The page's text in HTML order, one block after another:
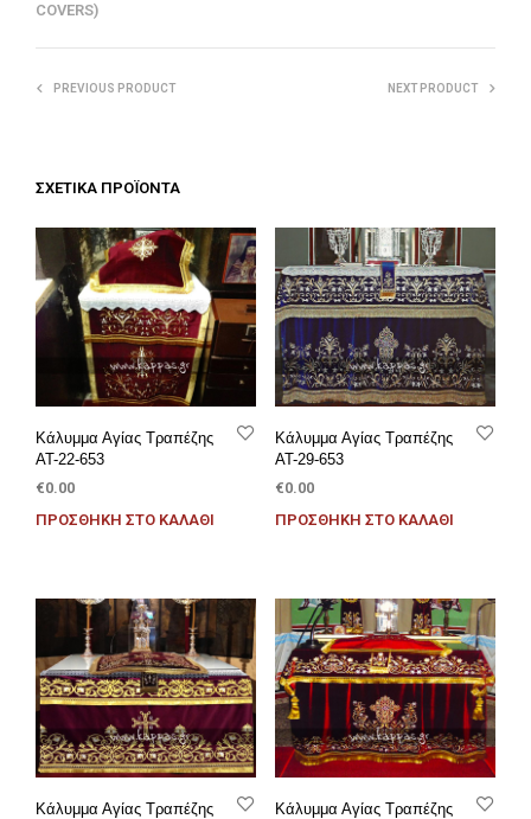
COVERS)
PREVIOUS PRODUCT NEXT PRODUCT
ΣΧΕΤΙΚΆ ΠΡΟΪΌΝΤΑ
Κάλυμμα Αγίας Τραπέζης
AT-22-653
€0.00
ΠΡΟΣΘΉΚΗ ΣΤΟ ΚΑΛΆΘΙ
Κάλυμμα Αγίας Τραπέζης
AT-29-653
€0.00
ΠΡΟΣΘΉΚΗ ΣΤΟ ΚΑΛΆΘΙ
Κάλυμμα Αγίας Τραπέζης
Κάλυμμα Αγίας Τραπέζης